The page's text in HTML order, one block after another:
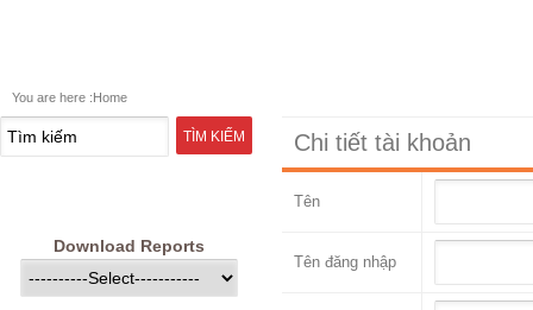
You are here :Home
Download Reports
Chi tiết tài khoản
Tên
Tên đăng nhập